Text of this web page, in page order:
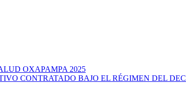
OXAPAMPA 2025
CONTRATADO BAJO EL RÉGIMEN DEL